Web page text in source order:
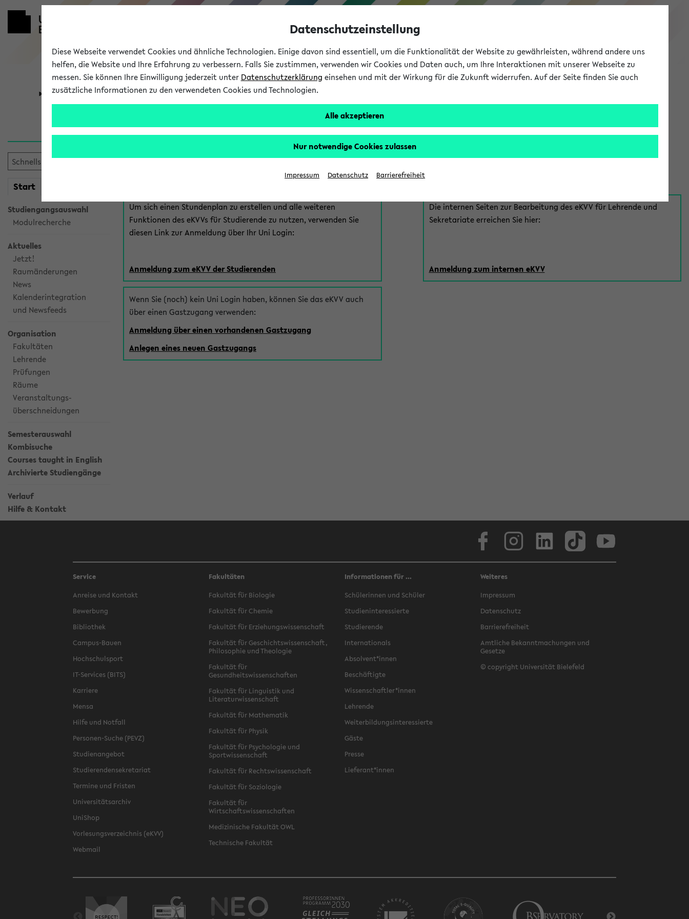
eKVV
Universität Forschung Studium
Start
Studiengangsauswahl
Modulrecherche
Aktuelles
Jetzt!
Raumänderungen
News
Kalenderintegration
und Newsfeeds
Organisation
Fakultäten
Lehrende
Prüfungen
Räume
Veranstaltungs-
überschneidungen
Semesterauswahl
Kombisuche
Courses taught in English
Archivierte Studiengänge
Verlauf
Hilfe & Kontakt
Anmeldung am eKVV
Es gibt mehrere Möglichkeiten zur Anmeldung am eKVV. Bitte wählen Sie die für Sie richtige aus:
Um sich einen Stundenplan zu erstellen und alle weiteren
Funktionen des eKVVs für Studierende zu nutzen, verwenden Sie
diesen Link zur Anmeldung über Ihr Uni Login:
Anmeldung zum eKVV der Studierenden
Wenn Sie (noch) kein Uni Login haben, können Sie das eKVV auch
über einen Gastzugang verwenden:
Anmeldung über einen vorhandenen Gastzugang
Anlegen eines neuen Gastzugangs
eKVV für Mitarbeiter*innen
Die internen Seiten zur Bearbeitung des eKVV für Lehrende und
Sekretariate erreichen Sie hier:
Anmeldung zum internen eKVV
Service
Anreise und Kontakt
Bewerbung
Bibliothek
Campus-Bauen
Hochschulsport
IT-Services (BITS)
Karriere
Mensa
Hilfe und Notfall
Personen-Suche (PEVZ)
Studienangebot
Studierendensekretariat
Termine und Fristen
Universitätsarchiv
UniShop
Vorlesungsverzeichnis (eKVV)
Webmail
Fakultäten
Fakultät für Biologie
Fakultät für Chemie
Fakultät für Erziehungswissenschaft
Fakultät für Geschichtswissenschaft,
Philosophie und Theologie
Fakultät für
Gesundheitswissenschaften
Fakultät für Linguistik und
Literaturwissenschaft
Fakultät für Mathematik
Fakultät für Physik
Fakultät für Psychologie und
Sportwissenschaft
Fakultät für Rechtswissenschaft
Fakultät für Soziologie
Fakultät für
Wirtschaftswissenschaften
Medizinische Fakultät OWL
Technische Fakultät
Informationen für ...
Schülerinnen und Schüler
Studieninteressierte
Studierende
Internationals
Absolvent*innen
Beschäftigte
Wissenschaftler*innen
Lehrende
Weiterbildungsinteressierte
Gäste
Presse
Lieferant*innen
Weiteres
Impressum
Datenschutz
Barrierefreiheit
Amtliche Bekanntmachungen und
Gesetze
© copyright Universität Bielefeld
Datenschutzeinstellung
Diese Webseite verwendet Cookies und ähnliche Technologien. Einige davon sind essentiell, um die Funktionalität der Website zu gewährleisten, während andere uns
helfen, die Website und Ihre Erfahrung zu verbessern. Falls Sie zustimmen, verwenden wir Cookies und Daten auch, um Ihre Interaktionen mit unserer Webseite zu
messen. Sie können Ihre Einwilligung jederzeit unter Datenschutzerklärung einsehen und mit der Wirkung für die Zukunft widerrufen. Auf der Seite finden Sie auch
zusätzliche Informationen zu den verwendeten Cookies und Technologien.
Alle akzeptieren
Nur notwendige Cookies zulassen
Impressum Datenschutz Barrierefreiheit